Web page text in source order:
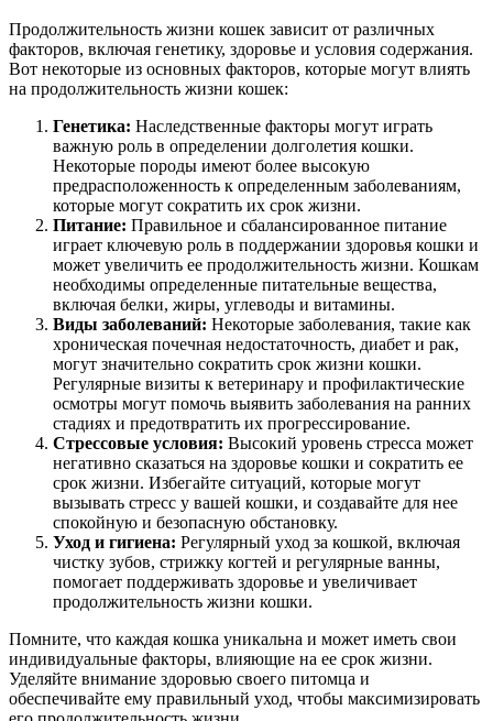
Продолжительность жизни кошек зависит от различных
факторов, включая генетику, здоровье и условия содержания.
Вот некоторые из основных факторов, которые могут влиять
на продолжительность жизни кошек:
Генетика: Наследственные факторы могут играть
важную роль в определении долголетия кошки.
Некоторые породы имеют более высокую
предрасположенность к определенным заболеваниям,
которые могут сократить их срок жизни.
Питание: Правильное и сбалансированное питание
играет ключевую роль в поддержании здоровья кошки и
может увеличить ее продолжительность жизни. Кошкам
необходимы определенные питательные вещества,
включая белки, жиры, углеводы и витамины.
Виды заболеваний: Некоторые заболевания, такие как
хроническая почечная недостаточность, диабет и рак,
могут значительно сократить срок жизни кошки.
Регулярные визиты к ветеринару и профилактические
осмотры могут помочь выявить заболевания на ранних
стадиях и предотвратить их прогрессирование.
Стрессовые условия: Высокий уровень стресса может
негативно сказаться на здоровье кошки и сократить ее
срок жизни. Избегайте ситуаций, которые могут
вызывать стресс у вашей кошки, и создавайте для нее
спокойную и безопасную обстановку.
Уход и гигиена: Регулярный уход за кошкой, включая
чистку зубов, стрижку когтей и регулярные ванны,
помогает поддерживать здоровье и увеличивает
продолжительность жизни кошки.
Помните, что каждая кошка уникальна и может иметь свои
индивидуальные факторы, влияющие на ее срок жизни.
Уделяйте внимание здоровью своего питомца и
обеспечивайте ему правильный уход, чтобы максимизировать